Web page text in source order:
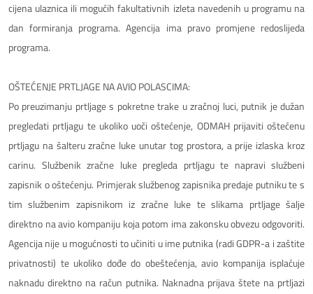
cijena ulaznica ili mogućih fakultativnih izleta navedenih u programu na
dan formiranja programa. Agencija ima pravo promjene redoslijeda
programa.
OŠTEĆENJE PRTLJAGE NA AVIO POLASCIMA:
Po preuzimanju prtljage s pokretne trake u zračnoj luci, putnik je dužan
pregledati prtljagu te ukoliko uoči oštećenje, ODMAH prijaviti oštećenu
prtljagu na šalteru zračne luke unutar tog prostora, a prije izlaska kroz
carinu. Službenik zračne luke pregleda prtljagu te napravi službeni
zapisnik o oštećenju. Primjerak službenog zapisnika predaje putniku te s
tim službenim zapisnikom iz zračne luke te slikama prtljage šalje
direktno na avio kompaniju koja potom ima zakonsku obvezu odgovoriti.
Agencija nije u mogućnosti to učiniti u ime putnika (radi GDPR-a i zaštite
privatnosti) te ukoliko dođe do obeštećenja, avio kompanija isplaćuje
naknadu direktno na račun putnika. Naknadna prijava štete na prtljazi